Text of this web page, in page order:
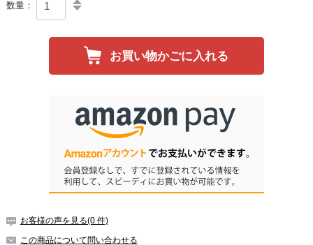
数量：
お買い物かごに入れる
お客様の声を見る(0 件)
この商品について問い合わせる